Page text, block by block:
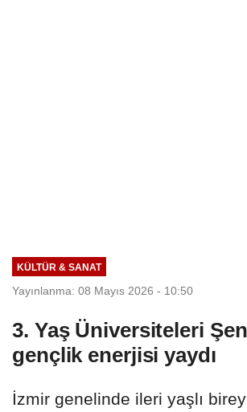
KÜLTÜR & SANAT
Yayınlanma: 08 Mayıs 2026 - 10:50
3. Yaş Üniversiteleri
gençlik enerjisi yaydı
İzmir genelinde ileri yaşlı